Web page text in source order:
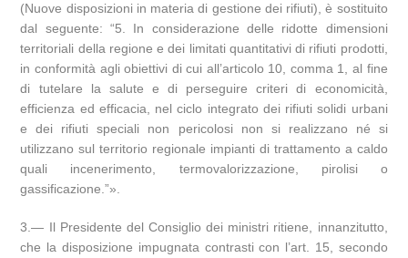
(Nuove disposizioni in materia di gestione dei rifiuti), è sostituito
dal seguente: “5. In considerazione delle ridotte dimensioni
territoriali della regione e dei limitati quantitativi di rifiuti prodotti,
in conformità agli obiettivi di cui all’articolo 10, comma 1, al fine
di tutelare la salute e di perseguire criteri di economicità,
efficienza ed efficacia, nel ciclo integrato dei rifiuti solidi urbani
e dei rifiuti speciali non pericolosi non si realizzano né si
utilizzano sul territorio regionale impianti di trattamento a caldo
quali incenerimento, termovalorizzazione, pirolisi o
gassificazione.”».
3.— Il Presidente del Consiglio dei ministri ritiene, innanzitutto,
che la disposizione impugnata contrasti con l’art. 15, secondo